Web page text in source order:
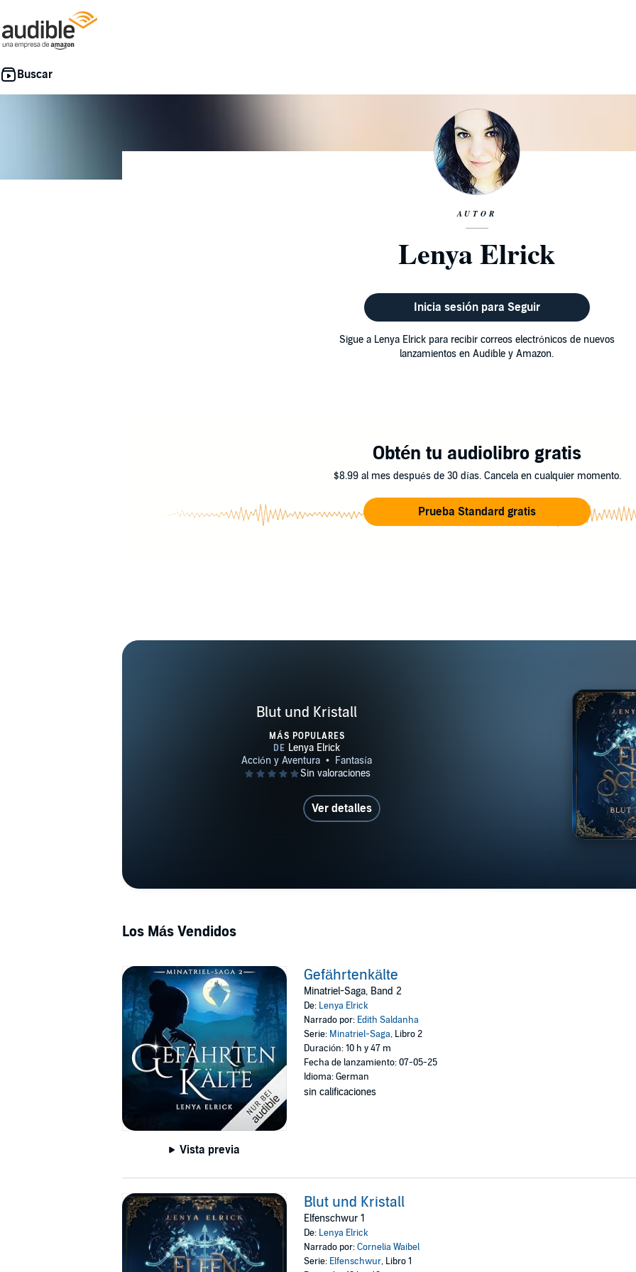
AUTOR
Lenya Elrick
Inicia sesión para Seguir
Sigue a Lenya Elrick para recibir correos electrónicos de nuevos
lanzamientos en Audible y Amazon.
Obtén tu audiolibro gratis
$8.99 al mes después de 30 días. Cancela en cualquier momento.
Prueba Standard gratis
Blut und Kristall
MÁS POPULARES
Ver detalles
Los Más Vendidos
Vista previa
Gefährtenkälte
Minatriel-Saga, Band 2
De: Lenya Elrick
Narrado por: Edith Saldanha
Serie: Minatriel-Saga, Libro 2
Duración: 10 h y 47 m
Fecha de lanzamiento: 07-05-25
Idioma: German
sin calificaciones
Blut und Kristall
Elfenschwur 1
De: Lenya Elrick
Narrado por:Cornelia Waibel
Serie: Elfenschwur, Libro 1